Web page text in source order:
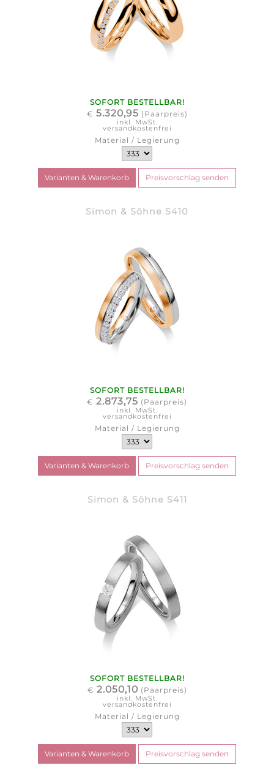
SOFORT BESTELLBAR!
€ 5.320,95 (Paarpreis)
inkl. MwSt.
versandkostenfrei
Material / Legierung
Simon & Söhne S410
SOFORT BESTELLBAR!
€ 2.873,75 (Paarpreis)
inkl. MwSt.
versandkostenfrei
Material / Legierung
Simon & Söhne S411
SOFORT BESTELLBAR!
€ 2.050,10 (Paarpreis)
inkl. MwSt.
versandkostenfrei
Material / Legierung